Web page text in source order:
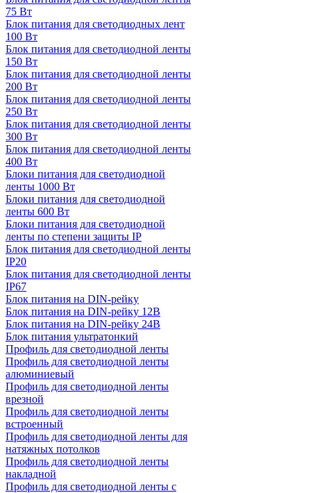
75 Вт
Блок питания для светодиодных лент
100 Вт
Блок питания для светодиодной ленты
150 Вт
Блок питания для светодиодной ленты
200 Вт
Блок питания для светодиодной ленты
250 Вт
Блок питания для светодиодной ленты
300 Вт
Блок питания для светодиодной ленты
400 Вт
Блоки питания для светодиодной
ленты 1000 Вт
Блоки питания для светодиодной
ленты 600 Вт
Блоки питания для светодиодной
ленты по степени защиты IP
Блок питания для светодиодной ленты
IP20
Блок питания для светодиодной ленты
IP67
Блок питания на DIN-рейку
Блок питания на DIN-рейку 12В
Блок питания на DIN-рейку 24В
Блок питания ультратонкий
Профиль для светодиодной ленты
Профиль для светодиодной ленты
алюминиевый
Профиль для светодиодной ленты
врезной
Профиль для светодиодной ленты
встроенный
Профиль для светодиодной ленты для
натяжных потолков
Профиль для светодиодной ленты
накладной
Профиль для светодиодной ленты с